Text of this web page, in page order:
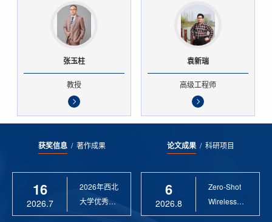
张玉柱
教授
袁新瑞
高级工程师
获奖信息/ 著作成果
16
2026.7
2026年西北
大学优秀硕
士论文指导
论文成果/ 科研项目
6
2026.8
Zero-Shot
Wireless
Sensor